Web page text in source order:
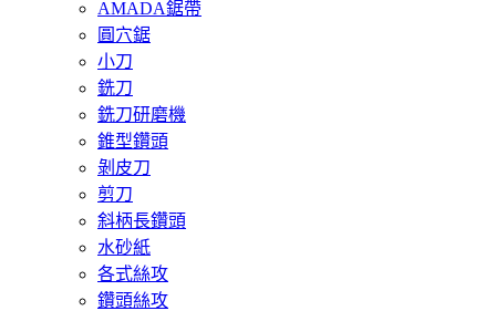
AMADA鋸帶
圓穴鋸
小刀
銑刀
銑刀研磨機
錐型鑽頭
剝皮刀
剪刀
斜柄長鑽頭
水砂紙
各式絲攻
鑽頭絲攻